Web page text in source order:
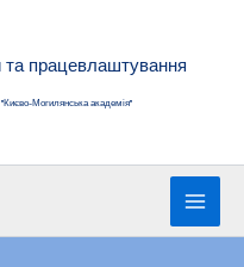
та працевлаштування
Могилянська академія"